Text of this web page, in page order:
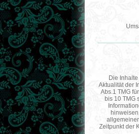
Die
Aktualität der
Abs.1 TMG
bis 10 TMG
Zeitpunkt der